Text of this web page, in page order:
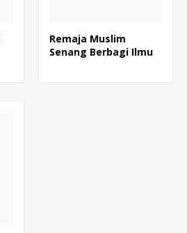
Remaja Muslim
Senang Berbagi Ilmu